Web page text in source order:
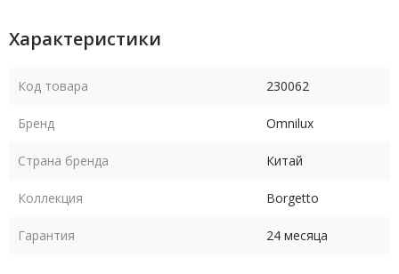
Характеристики
Код товара 230062
Бренд Omnilux
Страна бренда Китай
Коллекция Borgetto
Гарантия 24 месяца